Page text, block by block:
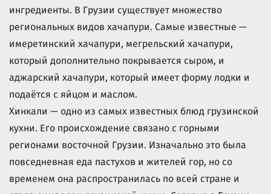
ингредиенты. В Грузии существует множество
региональных видов хачапури. Самые известные —
имеретинский хачапури, мегрельский хачапури,
который дополнительно покрывается сыром, и
аджарский хачапури, который имеет форму лодки и
подаётся с яйцом и маслом.
Хинкали — одно из самых известных блюд грузинской
кухни. Его происхождение связано с горными
регионами восточной Грузии. Изначально это была
повседневная еда пастухов и жителей гор, но со
временем она распространилась по всей стране и